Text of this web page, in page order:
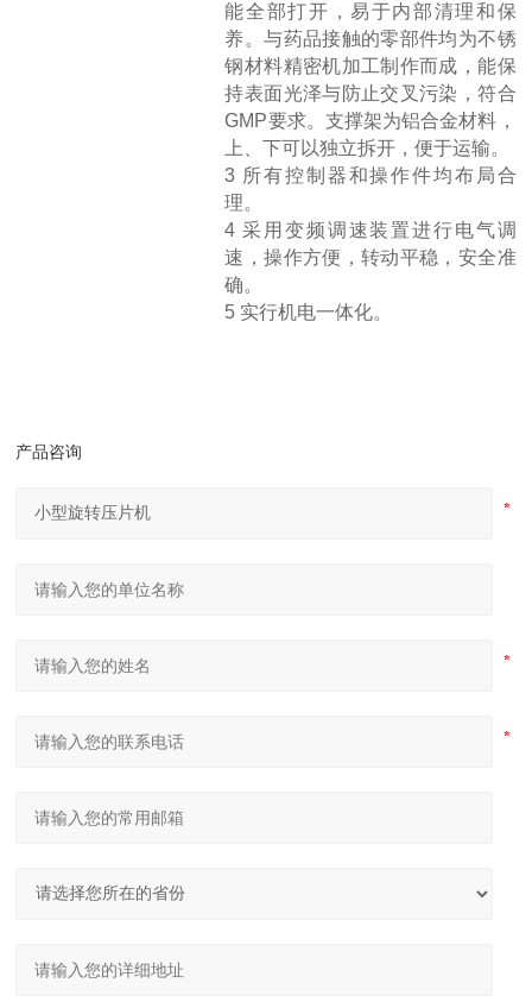
能全部打开，易于内部清理和保
养。与药品接触的零部件均为不锈
钢材料精密机加工制作而成，能保
持表面光泽与防止交叉污染，符合
GMP要求。支撑架为铝合金材料，
上、下可以独立拆开，便于运输。
3 所有控制器和操作件均布局合
理。
4 采用变频调速装置进行电气调
速，操作方便，转动平稳，安全准
确。
5 实行机电一体化。
产品咨询